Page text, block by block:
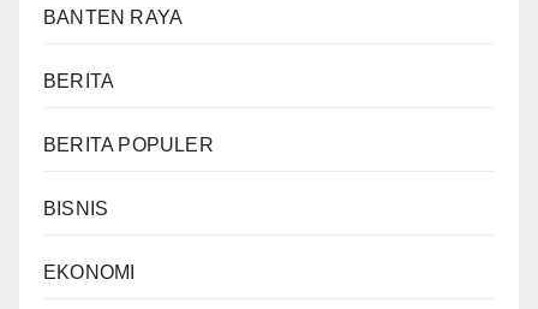
BANTEN RAYA
BERITA
BERITA POPULER
BISNIS
EKONOMI